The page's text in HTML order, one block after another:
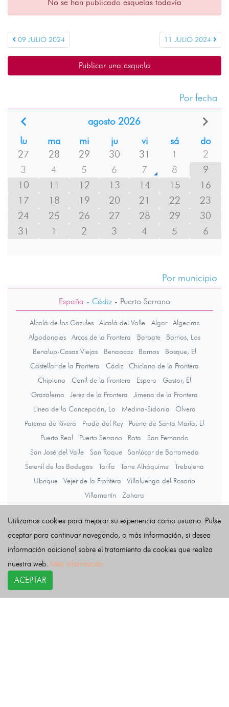
No se han publicado esquelas todavía
09 JULIO 2024 11 JULIO 2024
Publicar una esquela
Por fecha
agosto 2026
lu
ma mi ju vi sá
do
27
28 29 30 31 1
2
3
4 5 6 7 8
9
10
11 12 13 14 15
16
17
18 19 20 21 22
23
24
25 26 27 28 29
30
31
1 2 3 4 5 6
Por municipio
España - Cádiz - Puerto Serrano
Alcalá de los Gazules Alcalá del Valle Algar
Algeciras
Algodonales
Arcos de la Frontera Barbate
Barrios, Los
Benalup-Casas Viejas
Benaocaz Bornos
Bosque, El
Castellar de la Frontera
Cádiz
Chiclana de la Frontera
Chipiona
Conil de la Frontera Espera
Gastor, El
Grazalema
Jerez de la Frontera
Jimena de la Frontera
Línea de la Concepción, La
Medina-Sidonia
Olvera
Paterna de Rivera
Prado del Rey
Puerto de Santa María, El
Puerto Real
Puerto Serrano Rota
San Fernando
San José del Valle
San Roque
Sanlúcar de Barrameda
Setenil de las Bodegas
Tarifa Torre Alháquime
Trebujena
Ubrique
Vejer de la Frontera
Villaluenga del Rosario
Villamartín
Zahara
Últimas noticias
Utilizamos cookies para mejorar su experiencia como usuario. Pulse
aceptar para continuar navegando, o más información, si desea
información adicional sobre el tratamiento de cookies que realiza
nuestra web. Más información
ACEPTAR